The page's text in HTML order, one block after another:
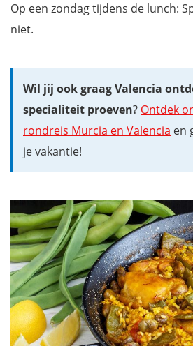
Op een zondag tijdens de lunch:
niet.
Wil jij ook graag Valencia
specialiteit proeven? Ontdek
rondreis Murcia en Valencia en
je vakantie!